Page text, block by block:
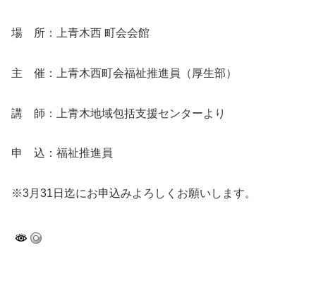
場 所：上青木西 町会会館
主 催：上青木西町会福祉推進員（厚生部）
講 師：上青木地域包括支援センターより
申 込：福祉推進員
※3月31日迄にお申込みよろしくお願いします。